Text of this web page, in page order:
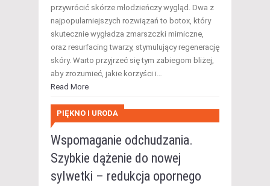
przywrócić skórze młodzieńczy wygląd. Dwa z
najpopularniejszych rozwiązań to botox, który
skutecznie wygładza zmarszczki mimiczne,
oraz resurfacing twarzy, stymulujący regenerację
skóry. Warto przyjrzeć się tym zabiegom bliżej,
aby zrozumieć, jakie korzyści i…
Read More
PIĘKNO I URODA
Wspomaganie odchudzania.
Szybkie dążenie do nowej
sylwetki – redukcja opornego